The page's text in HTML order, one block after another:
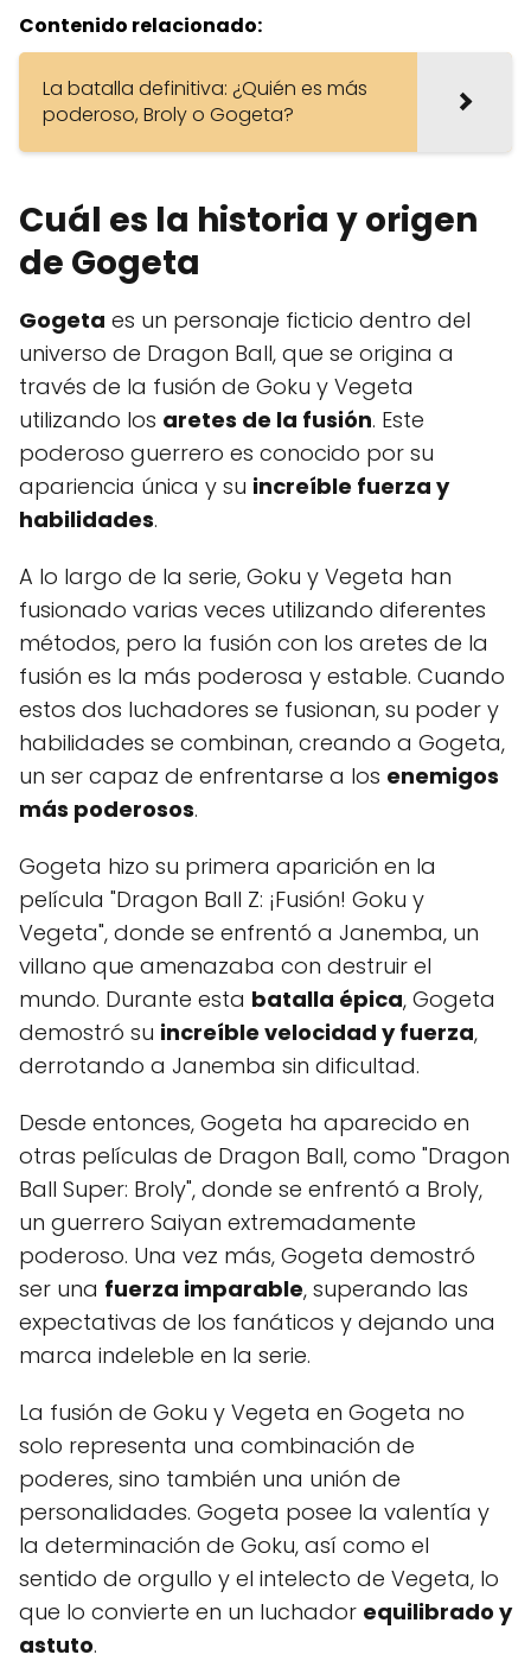
Contenido relacionado:
La batalla definitiva: ¿Quién es más
poderoso, Broly o Gogeta?
Cuál es la historia y origen
de Gogeta
Gogeta es un personaje ficticio dentro del
universo de Dragon Ball, que se origina a
través de la fusión de Goku y Vegeta
utilizando los aretes de la fusión. Este
poderoso guerrero es conocido por su
apariencia única y su increíble fuerza y
habilidades.
A lo largo de la serie, Goku y Vegeta han
fusionado varias veces utilizando diferentes
métodos, pero la fusión con los aretes de la
fusión es la más poderosa y estable. Cuando
estos dos luchadores se fusionan, su poder y
habilidades se combinan, creando a Gogeta,
un ser capaz de enfrentarse a los enemigos
más poderosos.
Gogeta hizo su primera aparición en la
película "Dragon Ball Z: ¡Fusión! Goku y
Vegeta", donde se enfrentó a Janemba, un
villano que amenazaba con destruir el
mundo. Durante esta batalla épica, Gogeta
demostró su increíble velocidad y fuerza,
derrotando a Janemba sin dificultad.
Desde entonces, Gogeta ha aparecido en
otras películas de Dragon Ball, como "Dragon
Ball Super: Broly", donde se enfrentó a Broly,
un guerrero Saiyan extremadamente
poderoso. Una vez más, Gogeta demostró
ser una fuerza imparable, superando las
expectativas de los fanáticos y dejando una
marca indeleble en la serie.
La fusión de Goku y Vegeta en Gogeta no
solo representa una combinación de
poderes, sino también una unión de
personalidades. Gogeta posee la valentía y
la determinación de Goku, así como el
sentido de orgullo y el intelecto de Vegeta, lo
que lo convierte en un luchador equilibrado y
astuto.